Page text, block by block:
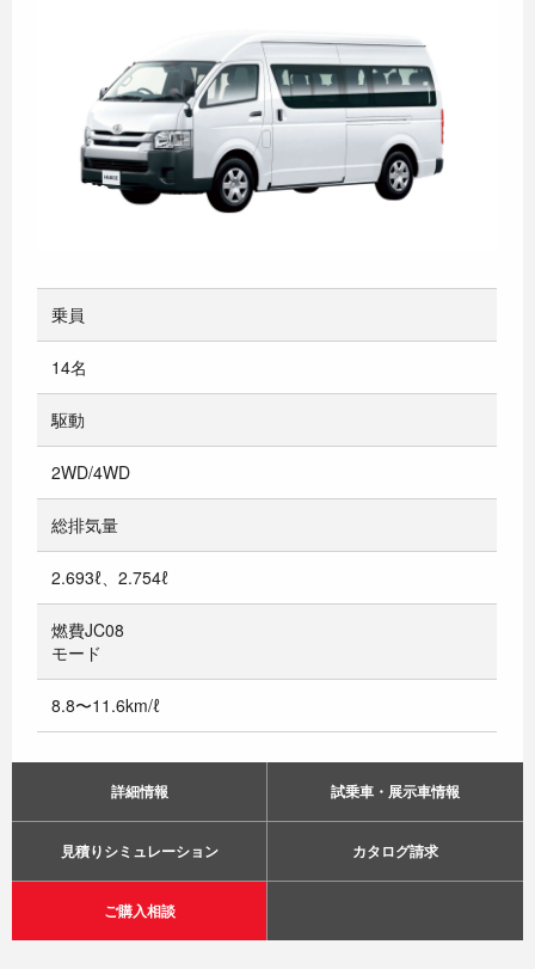
乗員
14名
駆動
2WD/4WD
総排気量
2.693ℓ、2.754ℓ
燃費JC08
モード
8.8〜11.6km/ℓ
詳細情報 試乗車・展示車情報
見積りシミュレーション カタログ請求
ご購入相談